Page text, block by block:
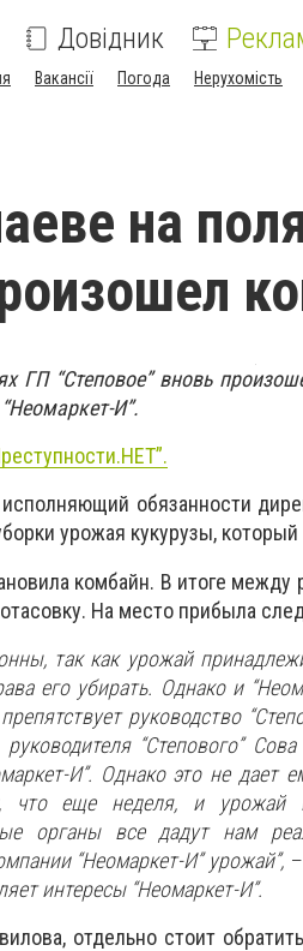
Довідник
Вакансії Погода Нерухомість
на
ГП “Степовое” вновь
И”.
обязанности
урожая кукурузы,
комбайн. В итоге между
На место прибыла
так как урожай
его убирать. Однако и
руководство
“Степового”
И”. Однако это не дает
что еще неделя, и
органы все дадут нам
“Неомаркет-И” урожай”,–
интересы “Неомаркет-И”.
отдельно стоит